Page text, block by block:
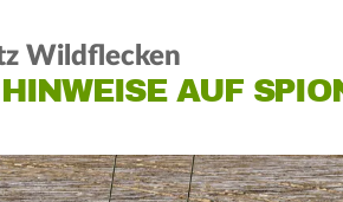
Wildflecken
AUF